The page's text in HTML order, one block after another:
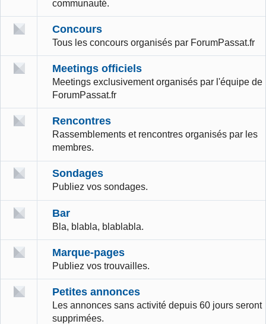
communauté.
Concours
Tous les concours organisés par ForumPassat.fr
Meetings officiels
Meetings exclusivement organisés par l'équipe de
ForumPassat.fr
Rencontres
Rassemblements et rencontres organisés par les
membres.
Sondages
Publiez vos sondages.
Bar
Bla, blabla, blablabla.
Marque-pages
Publiez vos trouvailles.
Petites annonces
Les annonces sans activité depuis 60 jours seront
supprimées.